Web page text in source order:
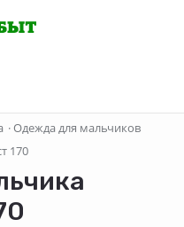
·Одежда для мальчиков
170